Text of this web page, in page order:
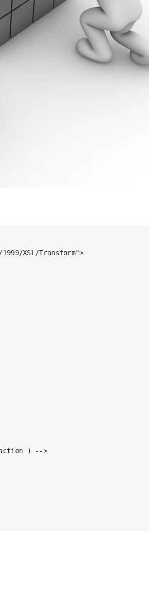
XSL/Transform">